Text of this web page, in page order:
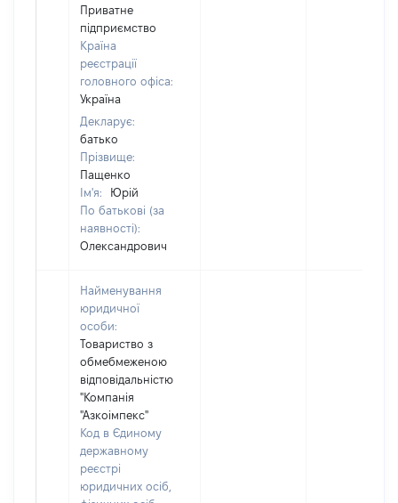
Приватне
підприємство
Країна
реєстрації
головного офіса:
Україна
Декларує:
батько
Прізвище:
Пащенко
Ім'я:
Юрій
По батькові (за
наявності):
Олександрович
Найменування
юридичної
особи:
Товариство з
обмебмеженою
відповідальністю
"Компанія
"Азкоімпекс"
Код в Єдиному
державному
реєстрі
юридичних осіб,